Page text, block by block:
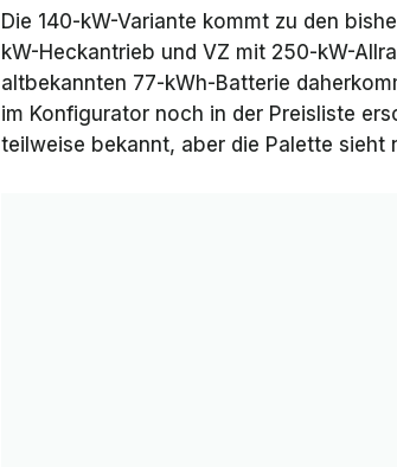
Die 140-kW-Variante kommt zu den
kW-Heckantrieb und VZ mit 250-kW-
altbekannten 77-kWh-Batterie
im Konfigurator noch in der Preisliste
teilweise bekannt, aber die Palette sieht